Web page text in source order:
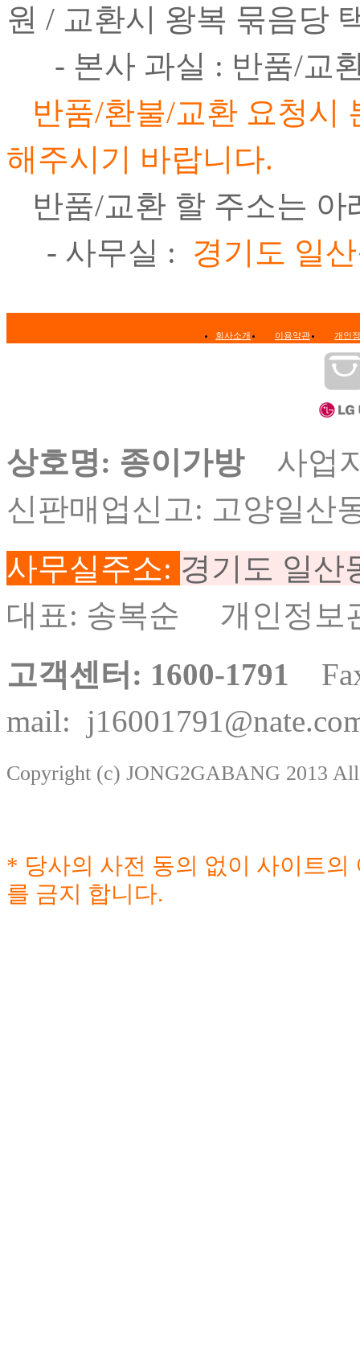
원 / 교환시 왕복 묶음당
- 본사 과실 : 반품/교
반품/환불/교환 요청시
해주시기 바랍니다.
반품/교환 할 주소는 아
- 사무실 : 경기도 일
회사소개 이용약관 개인
상호명: 종이가방사업자
신판매업신고: 고양일산
사무실주소: 경기도 일산
대표: 송복순 개인정보
고객센터: 1600-1791
mail:
Copyright (c) JONG2GABANG 2013
* 당사의 사전 동의 없이 사이트
를 금지 합니다.